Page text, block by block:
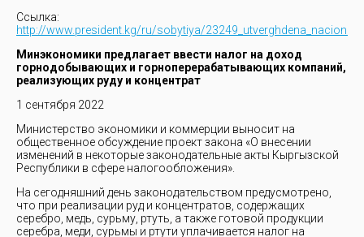
Ссылка:
http://www.president.kg/ru/sobytiya/
Минэкономики предлагает ввести налог на доход
горнодобывающих и горноперерабатывающих компаний,
реализующих руду и концентрат
1 сентября 2022
Министерство экономики и коммерции выносит на
общественное обсуждение проект закона «О внесении
изменений в некоторые законодательные акты Кыргызской
Республики в сфере налогообложения».
На сегодняшний день законодательством предусмотрено,
что при реализации руд и концентратов, содержащих
серебро, медь, сурьму, ртуть, а также готовой продукции
серебра, меди, сурьмы и ртути уплачивается налог на